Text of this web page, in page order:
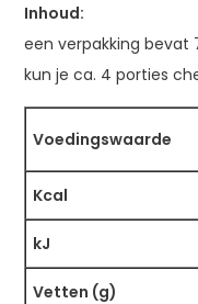
Inhoud:
een verpakking bevat
kun je ca. 4 porties
Voedingswaarde
Kcal
kJ
Vetten (g)